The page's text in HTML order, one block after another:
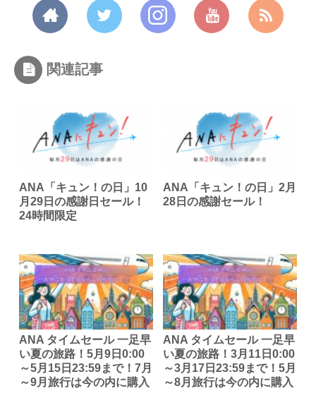
関連記事
ANA「キュン！の日」10
月29日の感謝日セール！
24時間限定
ANA「キュン！の日」2月
28日の感謝セール！
ANA タイムセール 一足早
い夏の旅路！5月9日0:00
～5月15日23:59まで！7月
～9月旅行は今の内に購入
ANA タイムセール 一足早
い夏の旅路！3月11日0:00
～3月17日23:59まで！5月
～8月旅行は今の内に購入